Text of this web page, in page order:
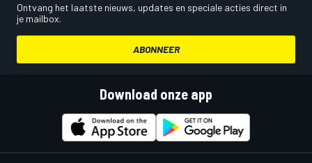
Ontvang het laatste nieuws, updates en speciale acties direct in
je mailbox.
ABONNEER
Download onze app